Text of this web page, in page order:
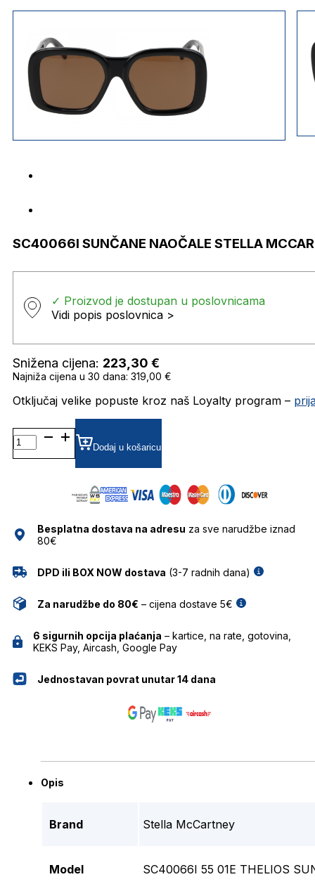
SC40066I SUNČANE NAOČALE STELLA
✓ Proizvod je dostupan u poslovnicama
Vidi popis poslovnica >
Snižena cijena: 223,30 €
Najniža cijena u 30 dana: 319,00 €
Otključaj velike popuste kroz naš Loyalty program –
SC40066I SUNČANE
NAOČALE
STELLA
Dodaj u košaricu
Besplatna dostava na adresu za sve narudžbe iznad
80€
DPD ili BOX NOW dostava (3-7 radnih dana)
Za narudžbe do 80€ – cijena dostave 5€
6 sigurnih opcija plaćanja – kartice, na rate, gotovina,
KEKS Pay, Aircash, Google Pay
Jednostavan povrat unutar 14 dana
Opis
Brand Stella McCartney
Model SC40066I 55 01E THELIOS